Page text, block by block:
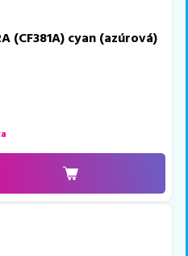
(CF381A) cyan (azúrová)